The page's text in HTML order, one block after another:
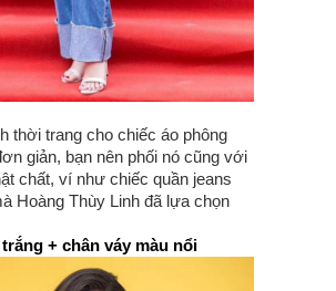
thời trang cho chiếc áo phông
giản, bạn nên phối nó cũng với
chất, ví như chiếc quần jeans
Hoàng Thùy Linh đã lựa chọn
+ chân váy màu nổi